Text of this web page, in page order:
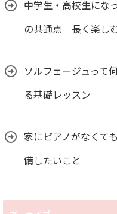
中学生・高校生にな
の共通点｜長く楽し
ソルフェージュって
る基礎レッスン
家にピアノがなくて
備したいこと